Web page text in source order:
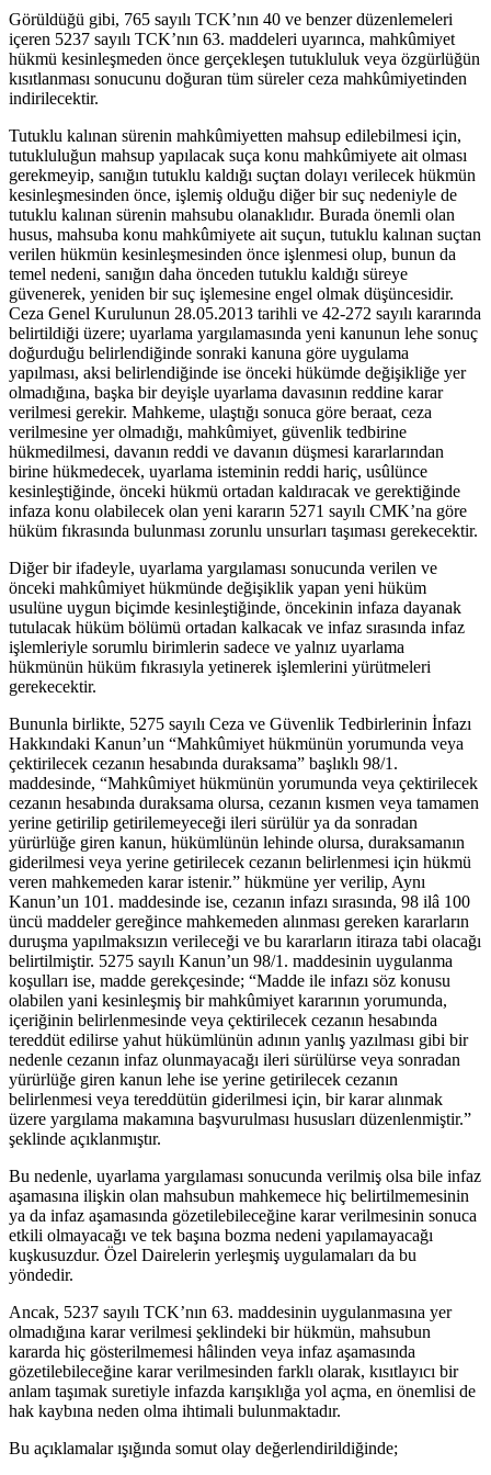
Görüldüğü gibi, 765 sayılı TCK’nın 40 ve benzer düzenlemeleri
içeren 5237 sayılı TCK’nın 63. maddeleri uyarınca, mahkûmiyet
hükmü kesinleşmeden önce gerçekleşen tutukluluk veya özgürlüğün
kısıtlanması sonucunu doğuran tüm süreler ceza mahkûmiyetinden
indirilecektir.
Tutuklu kalınan sürenin mahkûmiyetten mahsup edilebilmesi için,
tutukluluğun mahsup yapılacak suça konu mahkûmiyete ait olması
gerekmeyip, sanığın tutuklu kaldığı suçtan dolayı verilecek hükmün
kesinleşmesinden önce, işlemiş olduğu diğer bir suç nedeniyle de
tutuklu kalınan sürenin mahsubu olanaklıdır. Burada önemli olan
husus, mahsuba konu mahkûmiyete ait suçun, tutuklu kalınan suçtan
verilen hükmün kesinleşmesinden önce işlenmesi olup, bunun da
temel nedeni, sanığın daha önceden tutuklu kaldığı süreye
güvenerek, yeniden bir suç işlemesine engel olmak düşüncesidir.
Ceza Genel Kurulunun 28.05.2013 tarihli ve 42-272 sayılı kararında
belirtildiği üzere; uyarlama yargılamasında yeni kanunun lehe sonuç
doğurduğu belirlendiğinde sonraki kanuna göre uygulama
yapılması, aksi belirlendiğinde ise önceki hükümde değişikliğe yer
olmadığına, başka bir deyişle uyarlama davasının reddine karar
verilmesi gerekir. Mahkeme, ulaştığı sonuca göre beraat, ceza
verilmesine yer olmadığı, mahkûmiyet, güvenlik tedbirine
hükmedilmesi, davanın reddi ve davanın düşmesi kararlarından
birine hükmedecek, uyarlama isteminin reddi hariç, usûlünce
kesinleştiğinde, önceki hükmü ortadan kaldıracak ve gerektiğinde
infaza konu olabilecek olan yeni kararın 5271 sayılı CMK’na göre
hüküm fıkrasında bulunması zorunlu unsurları taşıması gerekecektir.
Diğer bir ifadeyle, uyarlama yargılaması sonucunda verilen ve
önceki mahkûmiyet hükmünde değişiklik yapan yeni hüküm
usulüne uygun biçimde kesinleştiğinde, öncekinin infaza dayanak
tutulacak hüküm bölümü ortadan kalkacak ve infaz sırasında infaz
işlemleriyle sorumlu birimlerin sadece ve yalnız uyarlama
hükmünün hüküm fıkrasıyla yetinerek işlemlerini yürütmeleri
gerekecektir.
Bununla birlikte, 5275 sayılı Ceza ve Güvenlik Tedbirlerinin İnfazı
Hakkındaki Kanun’un “Mahkûmiyet hükmünün yorumunda veya
çektirilecek cezanın hesabında duraksama” başlıklı 98/1.
maddesinde, “Mahkûmiyet hükmünün yorumunda veya çektirilecek
cezanın hesabında duraksama olursa, cezanın kısmen veya tamamen
yerine getirilip getirilemeyeceği ileri sürülür ya da sonradan
yürürlüğe giren kanun, hükümlünün lehinde olursa, duraksamanın
giderilmesi veya yerine getirilecek cezanın belirlenmesi için hükmü
veren mahkemeden karar istenir.” hükmüne yer verilip, Aynı
Kanun’un 101. maddesinde ise, cezanın infazı sırasında, 98 ilâ 100
üncü maddeler gereğince mahkemeden alınması gereken kararların
duruşma yapılmaksızın verileceği ve bu kararların itiraza tabi olacağı
belirtilmiştir. 5275 sayılı Kanun’un 98/1. maddesinin uygulanma
koşulları ise, madde gerekçesinde; “Madde ile infazı söz konusu
olabilen yani kesinleşmiş bir mahkûmiyet kararının yorumunda,
içeriğinin belirlenmesinde veya çektirilecek cezanın hesabında
tereddüt edilirse yahut hükümlünün adının yanlış yazılması gibi bir
nedenle cezanın infaz olunmayacağı ileri sürülürse veya sonradan
yürürlüğe giren kanun lehe ise yerine getirilecek cezanın
belirlenmesi veya tereddütün giderilmesi için, bir karar alınmak
üzere yargılama makamına başvurulması hususları düzenlenmiştir.”
şeklinde açıklanmıştır.
Bu nedenle, uyarlama yargılaması sonucunda verilmiş olsa bile infaz
aşamasına ilişkin olan mahsubun mahkemece hiç belirtilmemesinin
ya da infaz aşamasında gözetilebileceğine karar verilmesinin sonuca
etkili olmayacağı ve tek başına bozma nedeni yapılamayacağı
kuşkusuzdur. Özel Dairelerin yerleşmiş uygulamaları da bu
yöndedir.
Ancak, 5237 sayılı TCK’nın 63. maddesinin uygulanmasına yer
olmadığına karar verilmesi şeklindeki bir hükmün, mahsubun
kararda hiç gösterilmemesi hâlinden veya infaz aşamasında
gözetilebileceğine karar verilmesinden farklı olarak, kısıtlayıcı bir
anlam taşımak suretiyle infazda karışıklığa yol açma, en önemlisi de
hak kaybına neden olma ihtimali bulunmaktadır.
Bu açıklamalar ışığında somut olay değerlendirildiğinde;